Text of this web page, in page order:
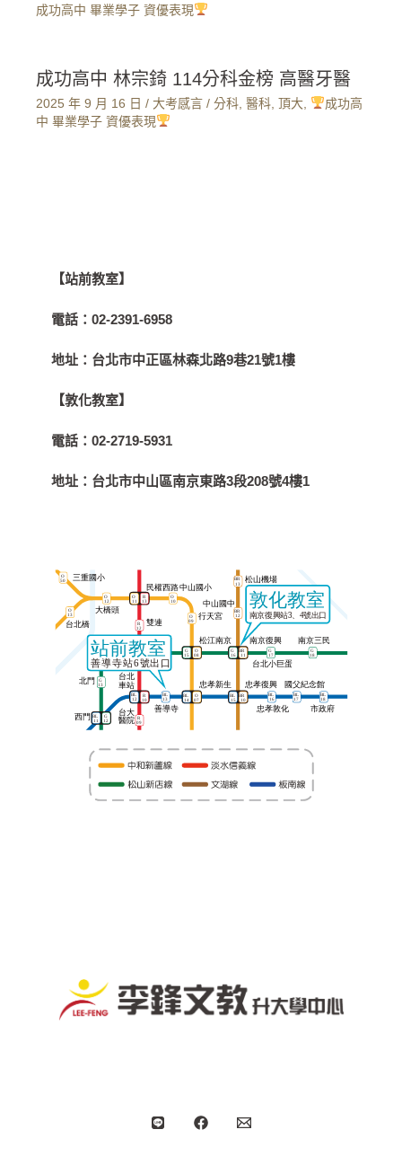
成功高中 畢業學子 資優表現
成功高中 林宗錡 114分科金榜 高醫牙醫
2025 年 9 月 16 日 / 大考感言 / 分科 醫科 頂大
成功高
中 畢業學子 資優表現
【站前教室】
電話：02-2391-6958
地址： 台北市中正區林森北路9巷21號1樓
【敦化教室】
電話：02-2719-5931
地址： 台北市中山區南京東路3段208號4樓1